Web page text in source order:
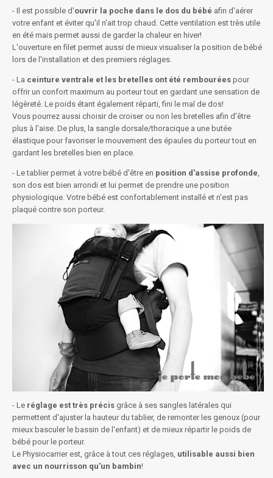
- Il est possible d'ouvrir la poche dans le dos du bébé afin d'aérer
votre enfant et éviter qu'il n'ait trop chaud. Cette ventilation est très utile
en été mais permet aussi de garder la chaleur en hiver!
L'ouverture en filet permet aussi de mieux visualiser la position de bébé
lors de l'installation et des premiers réglages.
- La ceinture ventrale et les bretelles ont été rembourées pour
offrir un confort maximum au porteur tout en gardant une sensation de
légèreté. Le poids étant également réparti, fini le mal de dos!
Vous pourrez aussi choisir de croiser ou non les bretelles afin d'être
plus à l'aise. De plus, la sangle dorsale/thoracique a une butée
élastique pour favoriser le mouvement des épaules du porteur tout en
gardant les bretelles bien en place.
- Le tablier permet à votre bébé d'être en position d'assise profonde
son dos est bien arrondi et lui permet de prendre une position
physiologique. Votre bébé est confortablement installé et n'est pas
plaqué contre son porteur.
- Le réglage est très précis grâce à ses sangles latérales qui
permettent d'ajuster la hauteur du tablier, de remonter les genoux (pour
mieux basculer le bassin de l'enfant) et de mieux répartir le poids de
bébé pour le porteur.
Le Physiocarrier est, grâce à tout ces réglages, utilisable aussi bien
avec un nourrisson qu'un bambin!